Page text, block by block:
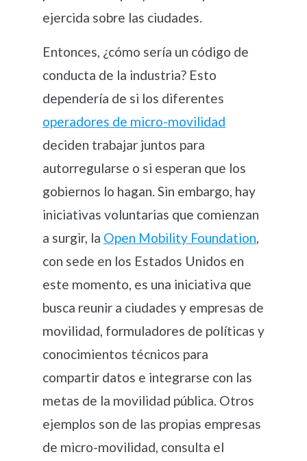
ejercida sobre las ciudades.
Entonces, ¿cómo sería un código de
conducta de la industria? Esto
dependería de si los diferentes
operadores de micro-movilidad
deciden trabajar juntos para
autorregularse o si esperan que los
gobiernos lo hagan. Sin embargo, hay
iniciativas voluntarias que comienzan
a surgir, la Open Mobility Foundation,
con sede en los Estados Unidos en
este momento, es una iniciativa que
busca reunir a ciudades y empresas de
movilidad, formuladores de políticas y
conocimientos técnicos para
compartir datos e integrarse con las
metas de la movilidad pública. Otros
ejemplos son de las propias empresas
de micro-movilidad, consulta el